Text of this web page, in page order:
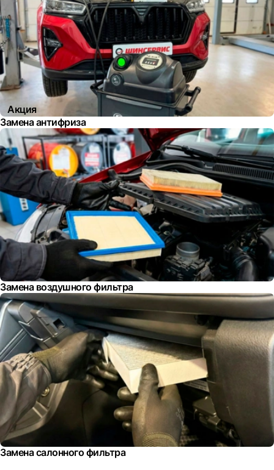
Акция
Замена антифриза
Замена воздушного фильтра
Замена салонного фильтра